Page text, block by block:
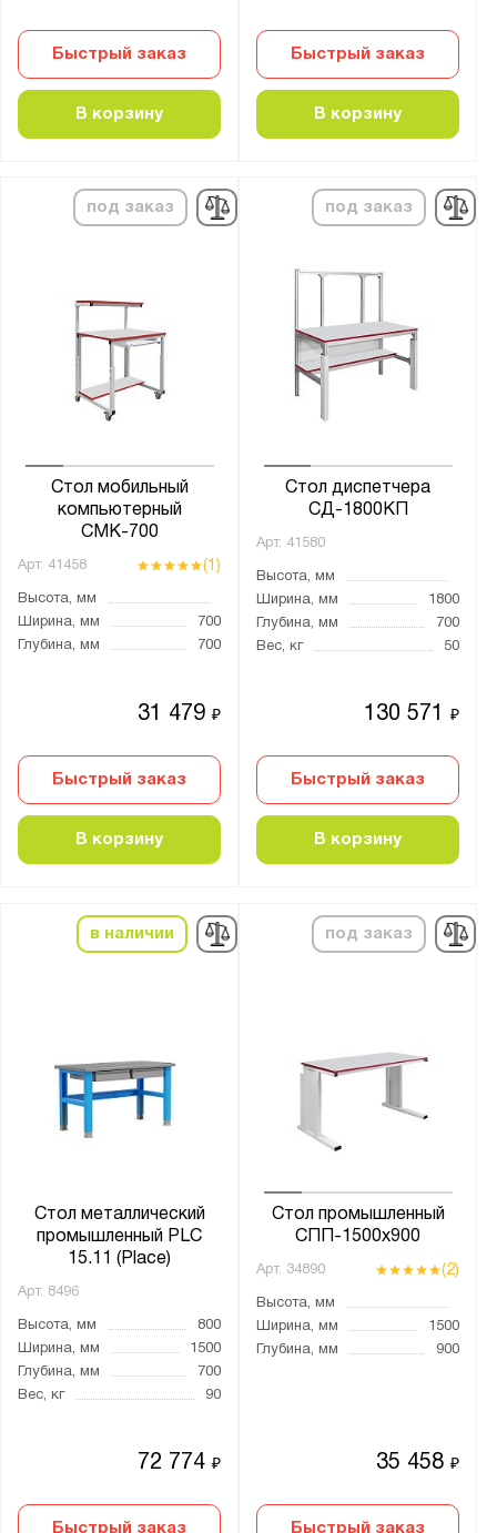
Быстрый заказ
В корзину
Быстрый заказ
В корзину
под заказ
Стол мобильный
компьютерный
СМК-700
Арт. 41458 (1)
Высота, мм
Ширина, мм
700
Глубина, мм
700
31 479₽
Быстрый заказ
В корзину
под заказ
Стол диспетчера
СД-1800КП
Арт. 41580
Высота, мм
Ширина, мм
1800
Глубина, мм
700
Вес, кг
50
130 571₽
Быстрый заказ
В корзину
в наличии
Стол металлический
промышленный PLC
15.11 (Place)
Арт. 8496
Высота, мм
800
Ширина, мм
1500
Глубина, мм
700
Вес, кг
90
72 774₽
Быстрый заказ
под заказ
Стол промышленный
СПП-1500х900
Арт. 34890 (2)
Высота, мм
Ширина, мм
1500
Глубина, мм
900
35 458₽
Быстрый заказ